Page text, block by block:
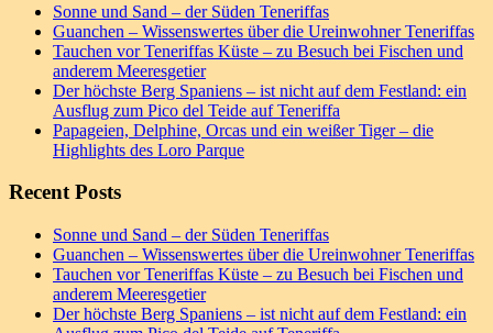
Sonne und Sand – der Süden Teneriffas
Guanchen – Wissenswertes über die Ureinwohner Teneriffas
Tauchen vor Teneriffas Küste – zu Besuch bei Fischen und
anderem Meeresgetier
Der höchste Berg Spaniens – ist nicht auf dem Festland: ein
Ausflug zum Pico del Teide auf Teneriffa
Papageien, Delphine, Orcas und ein weißer Tiger – die
Highlights des Loro Parque
Recent Posts
Sonne und Sand – der Süden Teneriffas
Guanchen – Wissenswertes über die Ureinwohner Teneriffas
Tauchen vor Teneriffas Küste – zu Besuch bei Fischen und
anderem Meeresgetier
Der höchste Berg Spaniens – ist nicht auf dem Festland: ein